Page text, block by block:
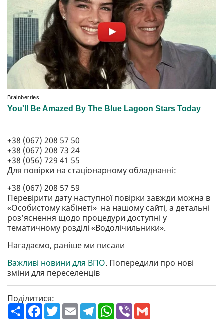
+38 (067) 208 57 50
+38 (067) 208 73 24
+38 (056) 729 41 55
Для повірки на стаціонарному обладнанні:
+38 (067) 208 57 59
Перевірити дату наступної повірки завжди можна в
«Особистому кабінеті» на нашому сайті, а детальні
роз’яснення щодо процедури доступні у
тематичному розділі «Водолічильники».
Нагадаємо, раніше ми писали
Важливі новини для ВПО. Попередили про нові
зміни для переселенців
Поділитися:
П
о
F
a
T
w
E
m
T
e
W
h
V